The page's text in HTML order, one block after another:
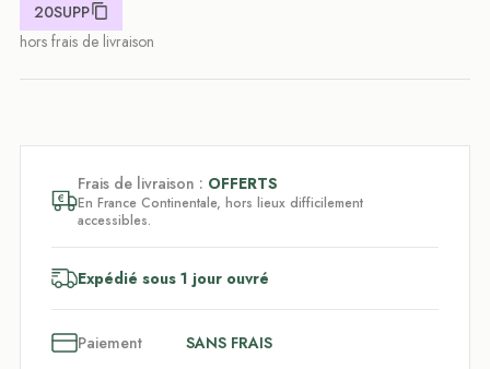
20SUPP
hors frais de livraison
Frais de livraison : OFFERTS
En France Continentale, hors lieux difficilement
accessibles.
Expédié sous 1 jour ouvré
Paiement SANS FRAIS